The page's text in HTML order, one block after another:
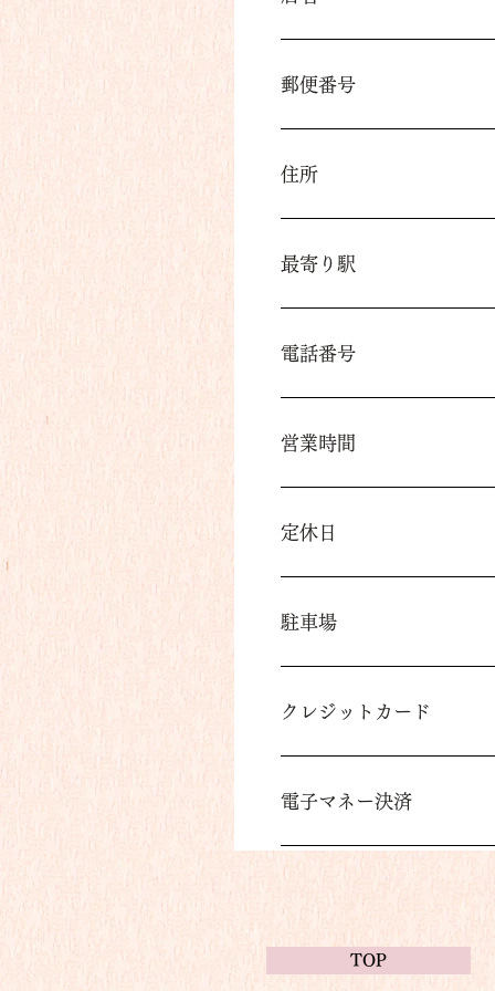
郵便番号
住所
最寄り駅
電話番号
営業時間
定休日
駐車場
クレジットカード
電子マネー決済
TOP